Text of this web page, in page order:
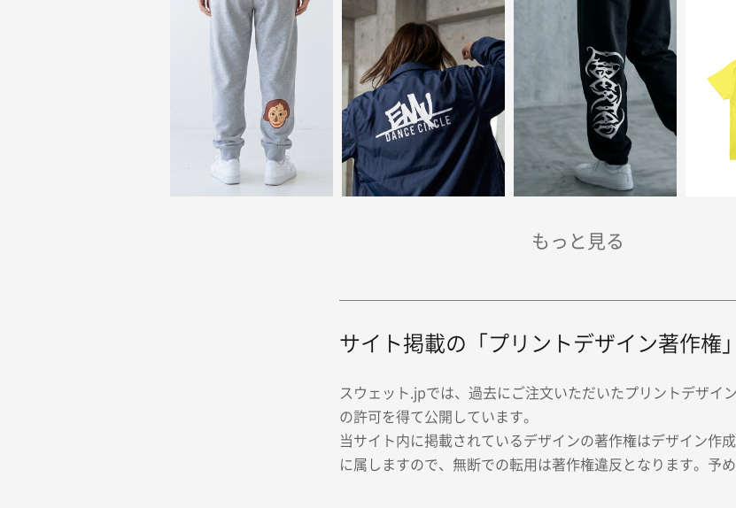
サイト掲載の「プリントデザイン著作権
スウェット.jpでは、過去にご注文いただいたプリントデザイ
の許可を得て公開しています。
当サイト内に掲載されているデザインの著作権はデザイン作
に属しますので、無断での転用は著作権違反となります。予め